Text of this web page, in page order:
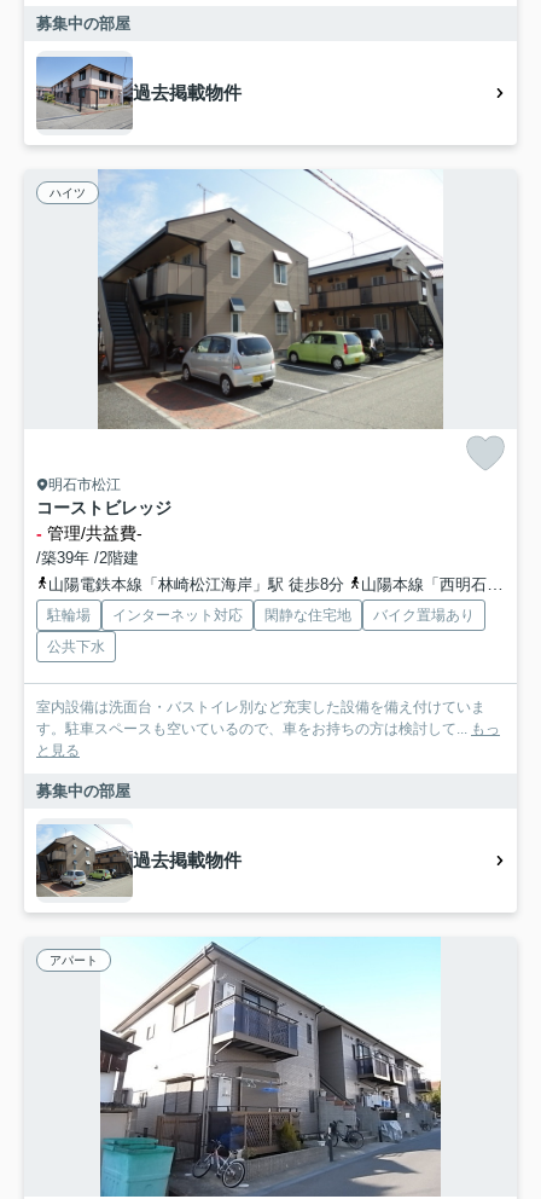
募集中の部屋
過去掲載物件
ハイツ
明石市松江
コーストビレッジ
- 管理/共益費-
/築39年 /2階建
山陽電鉄本線「林崎松江海岸」駅 徒歩8分
山陽本線「西明石」駅 徒歩24分
駐輪場 インターネット対応 閑静な住宅地
バイク置場あり
公共下水
室内設備は洗面台・バストイレ別など充実した設備を備え付けていま
す。駐車スペースも空いているので、車をお持ちの方は検討して... もっ
と見る
募集中の部屋
過去掲載物件
アパート